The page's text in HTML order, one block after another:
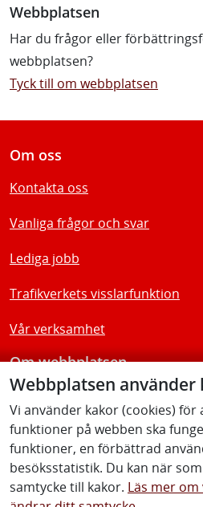
Webbplatsen använder
Vi använder kakor (cookies) för
funktioner på webben ska
funktioner, en förbättrad
besöksstatistik. Du kan när
samtycke till kakor. Läs mer
Webbplatsen
Har du frågor eller
webbplatsen?
Tyck till om webbplatsen
Om oss
Kontakta oss
Vanliga frågor och svar
Lediga jobb
Trafikverkets visslarfunktion
Vår verksamhet
Om webbplatsen
Tillgänglighetsredogörelse
Följ oss